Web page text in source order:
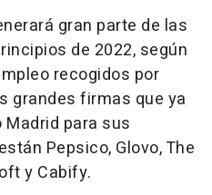
gran parte de las
de 2022, según
recogidos por
grandes firmas que ya
Madrid para sus
Pepsico, Glovo, The
y Cabify.